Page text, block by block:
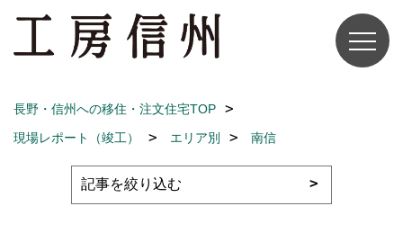
長野・信州への移住・注文住宅TOP
現場レポート（竣工）
エリア別 南信